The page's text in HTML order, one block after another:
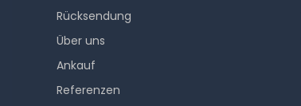
Rücksendung
Über uns
Ankauf
Referenzen